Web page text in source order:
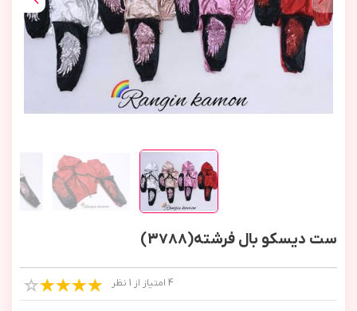
ست دیسکو بال فرشته(3788)
4 امتیاز از 1 نظر